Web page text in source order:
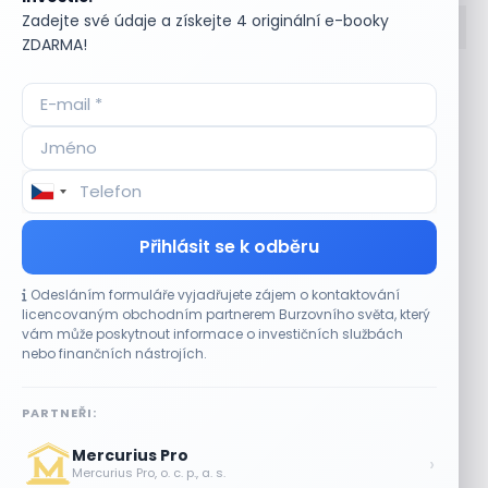
Zadejte své údaje a získejte 4 originální e-booky
ZDARMA!
Přihlásit se k odběru
Odesláním formuláře vyjadřujete zájem o kontaktování
licencovaným obchodním partnerem Burzovního světa, který
vám může poskytnout informace o investičních službách
nebo finančních nástrojích.
PARTNEŘI:
Mercurius Pro
Mercurius Pro, o. c. p., a. s. ›
Accumulate
ADR (Americké
depozitní certifikáty)
Advokátní úschova
Akcie
Akcie kmenová
Akcie na doručitele
Akcie prioritní
Akciové riziko (Risk On
Shares)
Akciové trhy
Akontace
(AUV)
Alokace
Alokace (IPO)
Komoditní trhy
Kontinuální režim
Korporátní dluhopisy
Kotovaná měna
Krátká pozice
Krátká pozice (short
selling)
Krátký klient
Křížový kurz
Kurz cenného papíru